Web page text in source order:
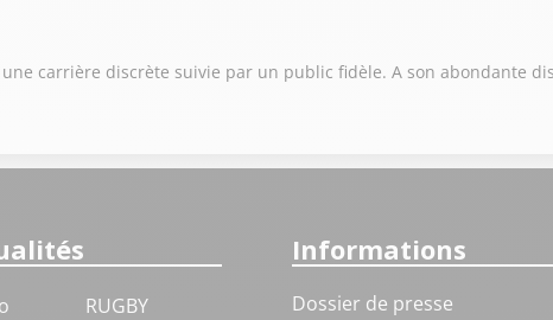
carrière discrète suivie par un public fidèle. A son abondante
RUGBY
Informations
Dossier de presse